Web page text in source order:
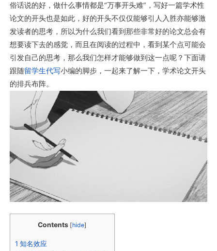
俗话说的好，做什么事情都是“万事开头难”，写好一篇学术性
论文的开头也是如此，好的开头不仅仅能够引人入胜亦能够激
发读者的思考，所以为什么我们看到那些非常好的论文总会有
想要读下去的感觉，而且在阅读的过程中，看到某个点可能会
引发自己的思考，那么我们怎样才能够做到这一点呢？下面请
跟随留学生代写小编的脚步，一起来了解一下，学术论文开头
的排兵布阵。
Contents [hide]
1 知名效应